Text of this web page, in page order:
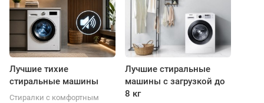
Лучшие тихие
стиральные машины
Стиралки с комфортным
Лучшие стиральные
машины с загрузкой до
8 кг